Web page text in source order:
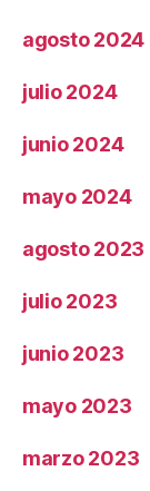
agosto 2024
julio 2024
junio 2024
mayo 2024
agosto 2023
julio 2023
junio 2023
mayo 2023
marzo 2023